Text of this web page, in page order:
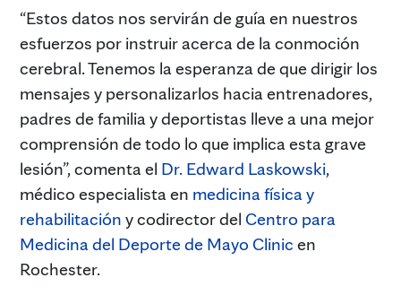
“Estos datos nos servirán de guía en nuestros
esfuerzos por instruir acerca de la conmoción
cerebral. Tenemos la esperanza de que dirigir los
mensajes y personalizarlos hacia entrenadores,
padres de familia y deportistas lleve a una mejor
comprensión de todo lo que implica esta grave
lesión”, comenta el Dr. Edward Laskowski,
médico especialista en medicina física y
rehabilitación y codirector del Centro para
Medicina del Deporte de Mayo Clinic en
Rochester.